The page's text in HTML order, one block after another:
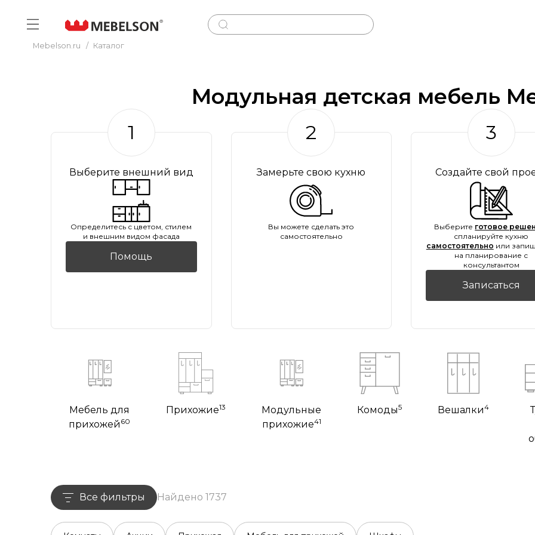
Mebelson.ru / Каталог
Модульная детская мебель
1
Выберите внешний вид
Oпределитесь с цветом, стилем
и внешним видом фасада
Помощь
2
Замерьте свою кухню
Вы можете сделать это
самостоятельно
3
Создайте свой
Выберите готовое
спланируйте кухню
самостоятельно или
на планирование с
консультантом
Записаться
Мебель для
прихожей 60
Прихожие13
Модульные
прихожие41
Комоды5 Вешалки4
Все фильтры Найдено 1737